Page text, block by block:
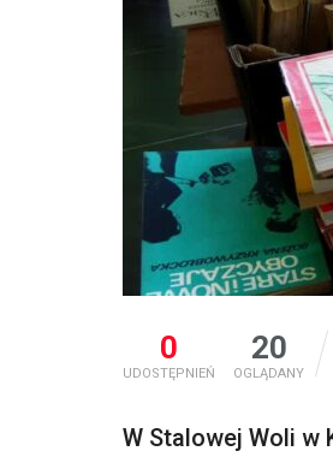
0
UDOSTĘPNIEŃ
20
OGLĄDANY
W Stalowej Woli w